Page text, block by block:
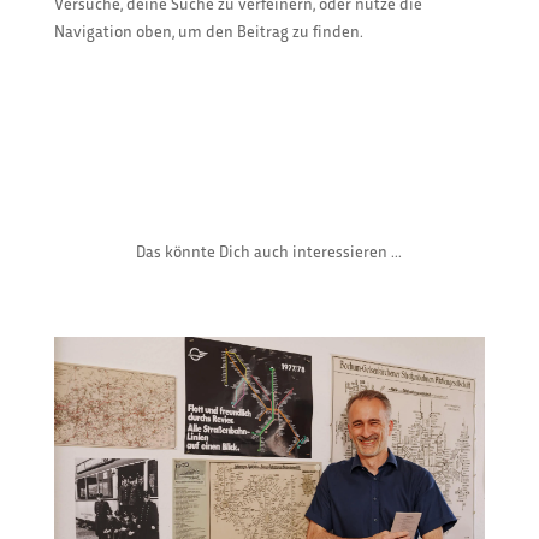
Navigation oben, um den Beitrag zu finden.
Das könnte Dich auch interessieren ...